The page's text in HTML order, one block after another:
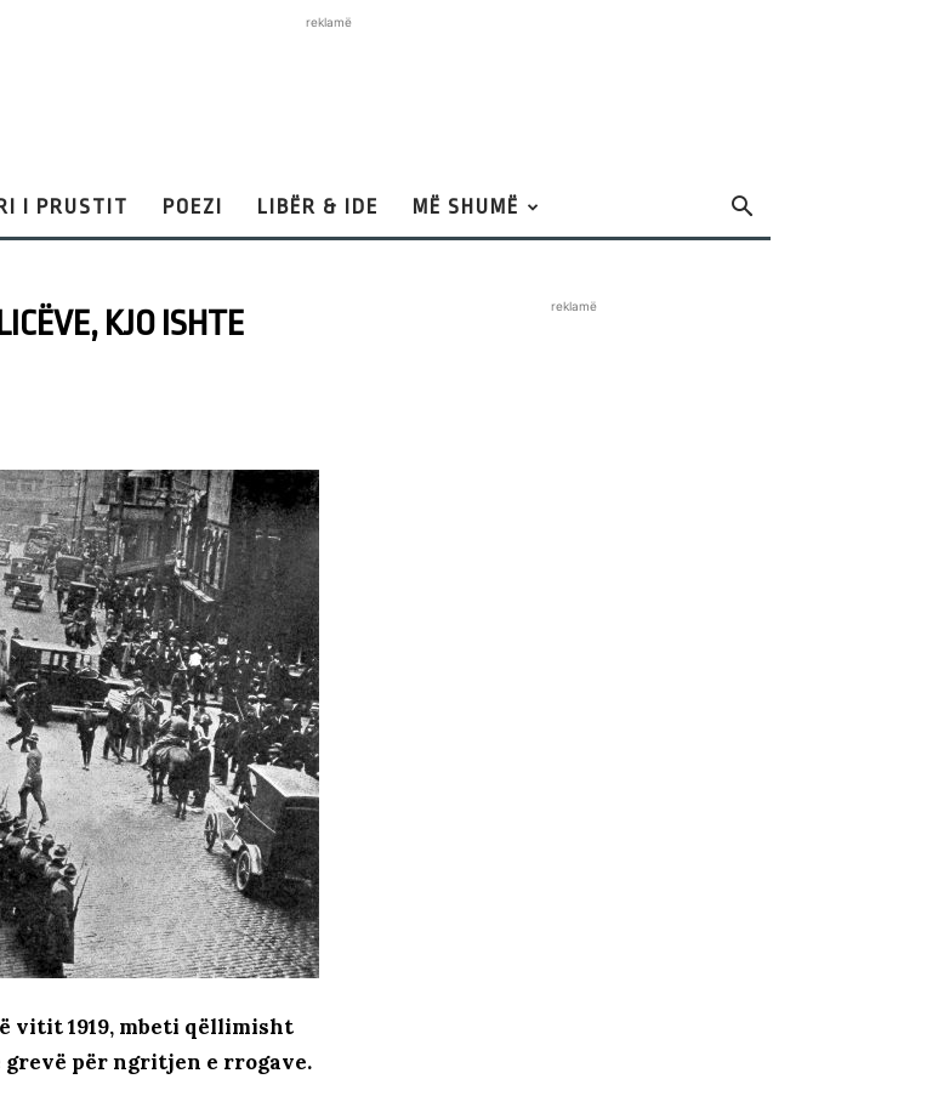
reklamë
I PRUSTIT POEZI LIBËR & IDE MË SHUMË
KJO ISHTE
vitit 1919, mbeti qëllimisht
grevë për ngritjen e rrogave.
reklamë